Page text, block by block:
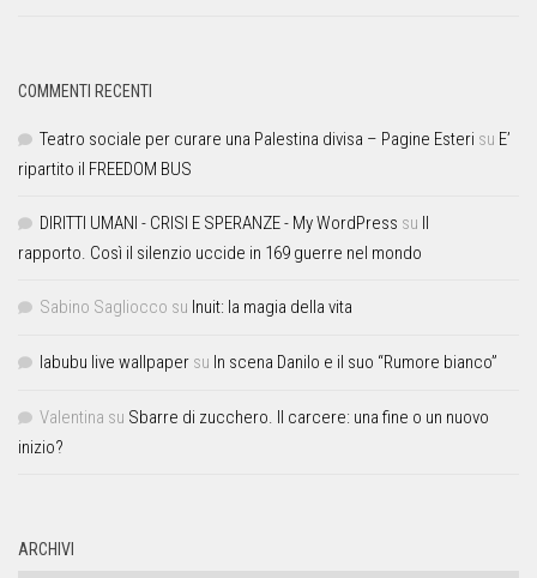
COMMENTI RECENTI
Teatro sociale per curare una Palestina divisa – Pagine Esteri su E’
ripartito il FREEDOM BUS
DIRITTI UMANI - CRISI E SPERANZE - My WordPress su Il
rapporto. Così il silenzio uccide in 169 guerre nel mondo
Sabino Sagliocco su Inuit: la magia della vita
labubu live wallpaper su In scena Danilo e il suo “Rumore bianco”
Valentina su Sbarre di zucchero. Il carcere: una fine o un nuovo
inizio?
ARCHIVI